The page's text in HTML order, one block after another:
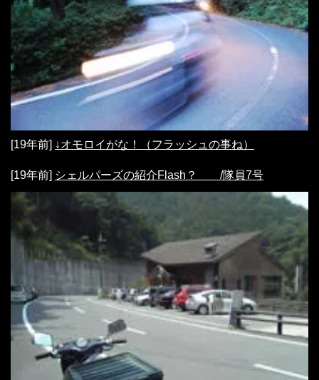
[19年前] ↓オモロイがな！（フラッシュの事ね）
[19年前] シェルパーズの紹介Flash？ /隊員7号